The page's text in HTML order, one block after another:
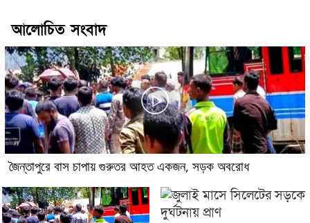
আলোচিত সংবাদ
জৈন্তাপুরে বাস চাপায় গুরুতর আহত একজন, সড়ক অবরোধ